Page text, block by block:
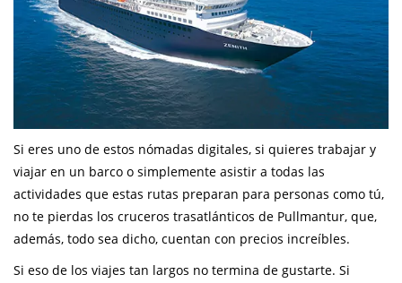
Si eres uno de estos nómadas digitales, si quieres trabajar y
viajar en un barco o simplemente asistir a todas las
actividades que estas rutas preparan para personas como tú,
no te pierdas los cruceros trasatlánticos de Pullmantur, que,
además, todo sea dicho, cuentan con precios increíbles.
Si eso de los viajes tan largos no termina de gustarte. Si